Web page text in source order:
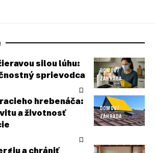
DOMOV /
ZÁHRADA
silou lúhu:
sprievodca
DOMOV /
ZÁHRADA
hrebenáča:
a životnosť
a chrániť